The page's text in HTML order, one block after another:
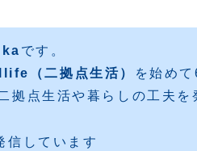
です。
（二拠点生活）
を始めて
拠点生活や暮らしの工夫を
信しています